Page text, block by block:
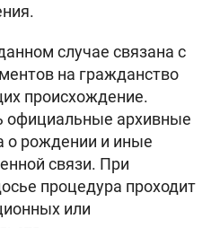
случае связана с
на гражданство
происхождение.
официальные архивные
о рождении и иные
связи. При
процедура проходит
или